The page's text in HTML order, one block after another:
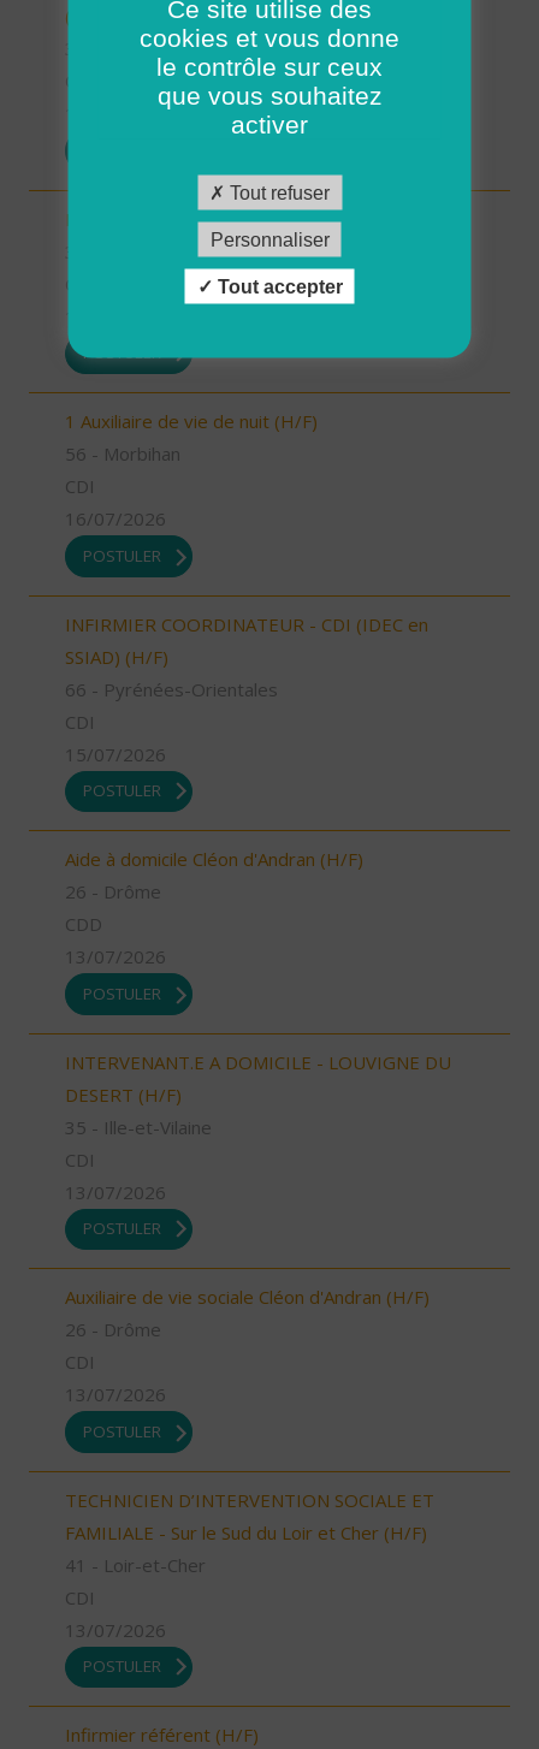
(H/F)
35 - Ille-et-Vilaine
Encadrant.e de proximité - Chateaubourg (H/F)
35 - Ille-et-Vilaine
POSTULER
1 Auxiliaire de vie de nuit (H/F)
56 - Morbihan
CDI
16/07/2026
POSTULER
INFIRMIER COORDINATEUR - CDI (IDEC en
SSIAD) (H/F)
66 - Pyrénées-Orientales
CDI
15/07/2026
POSTULER
Aide à domicile Cléon d'Andran (H/F)
26 - Drôme
CDD
13/07/2026
POSTULER
INTERVENANT.E A DOMICILE - LOUVIGNE DU
DESERT (H/F)
35 - Ille-et-Vilaine
CDI
13/07/2026
POSTULER
Auxiliaire de vie sociale Cléon d'Andran (H/F)
26 - Drôme
CDI
13/07/2026
POSTULER
TECHNICIEN D’INTERVENTION SOCIALE ET
FAMILIALE - Sur le Sud du Loir et Cher (H/F)
41 - Loir-et-Cher
CDI
13/07/2026
POSTULER
Infirmier référent (H/F)
Ce site utilise des
cookies et vous donne
le contrôle sur ceux
que vous souhaitez
activer
Tout refuser
Personnaliser
Tout accepter